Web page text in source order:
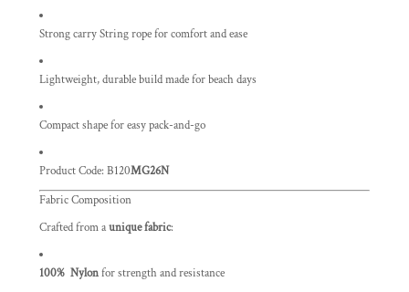
Strong carry String rope for comfort and ease
Lightweight, durable build made for beach days
Compact shape for easy pack-and-go
Product Code: B120MG26N
Fabric Composition
Crafted from aunique fabric:
100% Nylonfor strength and resistance